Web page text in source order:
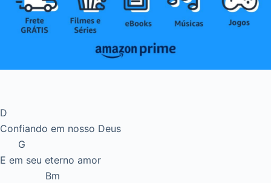
D
Confiando em nosso Deus
G
E em seu eterno amor
Bm